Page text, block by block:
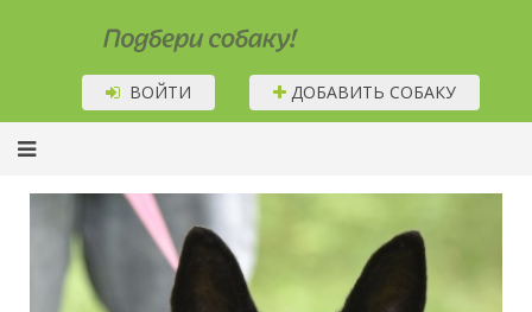
Подбери собаку!
ВОЙТИ ДОБАВИТЬ СОБАКУ